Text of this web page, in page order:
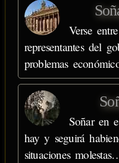
Verse
representantes del
problemas
Soñar en
hay y seguirá
situaciones